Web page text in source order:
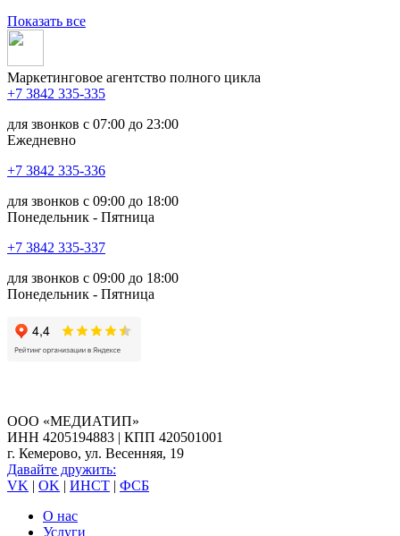
Показать все
Маркетинговое агентство полного цикла
+7 3842 335‑335
для звонков с 07:00 до 23:00
Ежедневно
+7 3842 335‑336
для звонков с 09:00 до 18:00
Понедельник - Пятница
+7 3842 335‑337
для звонков с 09:00 до 18:00
Понедельник - Пятница
ООО «МЕДИАТИП»
ИНН 4205194883 | КПП 420501001
г. Кемерово, ул. Весенняя, 19
Давайте дружить:
VK | OK | ИНСТ | ФСБ
О нас
Услуги